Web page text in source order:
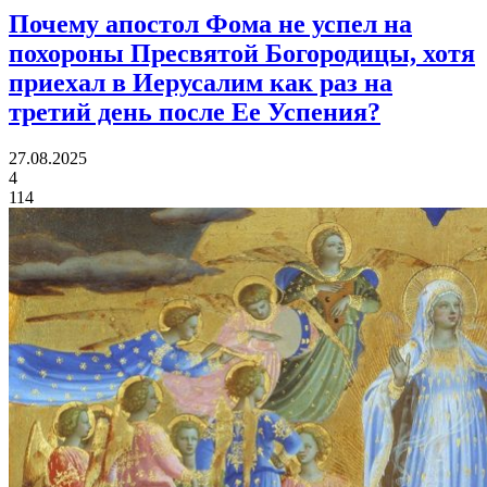
Почему апостол Фома не успел на
похороны Пресвятой Богородицы, хотя
приехал в Иерусалим как раз на
третий день после Ее Успения?
27.08.2025
4
114